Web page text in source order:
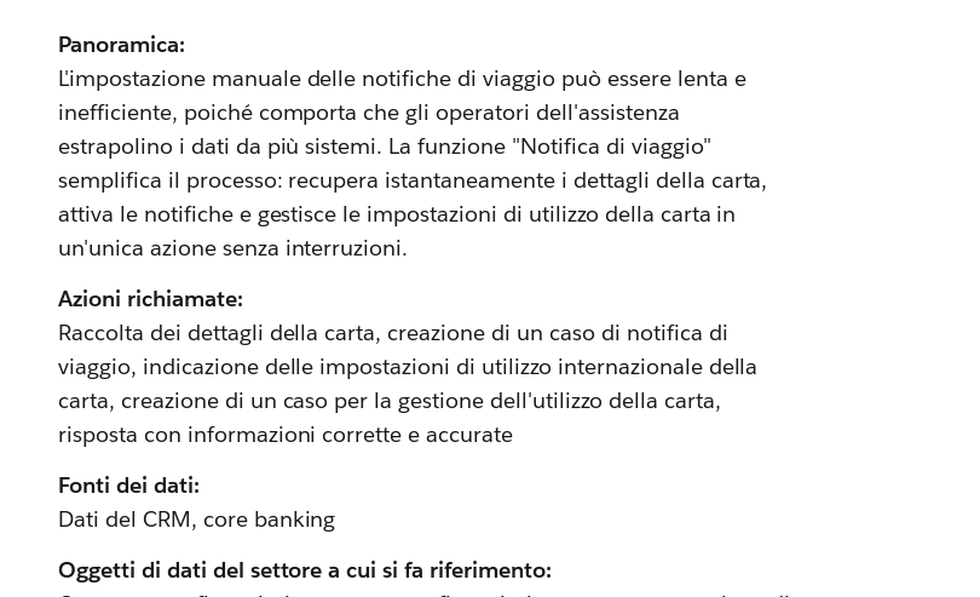
Panoramica:
L'impostazione manuale delle notifiche di viaggio può essere lenta e
inefficiente, poiché comporta che gli operatori dell'assistenza
estrapolino i dati da più sistemi. La funzione "Notifica di viaggio"
semplifica il processo: recupera istantaneamente i dettagli della carta,
attiva le notifiche e gestisce le impostazioni di utilizzo della carta in
un'unica azione senza interruzioni.
Azioni richiamate:
Raccolta dei dettagli della carta, creazione di un caso di notifica di
viaggio, indicazione delle impostazioni di utilizzo internazionale della
carta, creazione di un caso per la gestione dell'utilizzo della carta,
risposta con informazioni corrette e accurate
Fonti dei dati:
Dati del CRM, core banking
Oggetti di dati del settore a cui si fa riferimento: